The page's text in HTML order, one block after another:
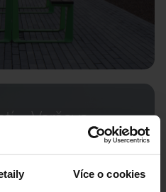
Více o cookies
– Varšava